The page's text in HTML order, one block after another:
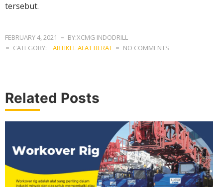
tersebut.
FEBRUARY 4, 2021
BY:XCMG INDODRILL
CATEGORY:
ARTIKEL ALAT BERAT NO COMMENTS
Related Posts